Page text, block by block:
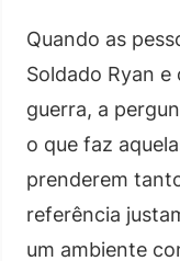
Quando as
Soldado Ryan e
guerra, a
o que faz
prenderem
referência
um ambiente